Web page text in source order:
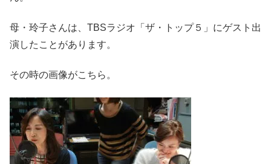
母・玲子さんは、TBSラジオ「ザ・トップ５」にゲスト出
演したことがあります。
その時の画像がこちら。